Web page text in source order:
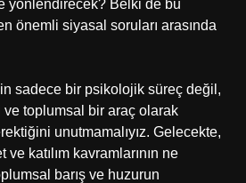
yönlendirecek? Belki de bu
önemli siyasal soruları arasında
sadece bir psikolojik süreç değil,
ve toplumsal bir araç olarak
unutmamalıyız. Gelecekte,
katılım kavramlarının ne
barış ve huzurun